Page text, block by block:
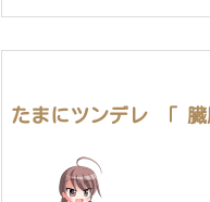
たまにツンデレ 「 臓